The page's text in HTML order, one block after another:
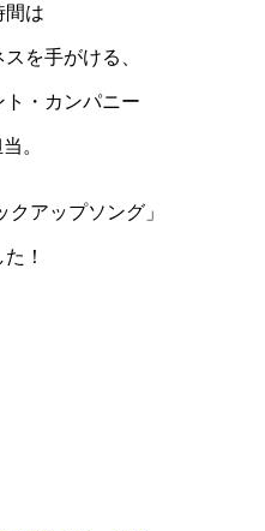
間は
を手がける、
ト・カンパニー
。
クアップソング」
！